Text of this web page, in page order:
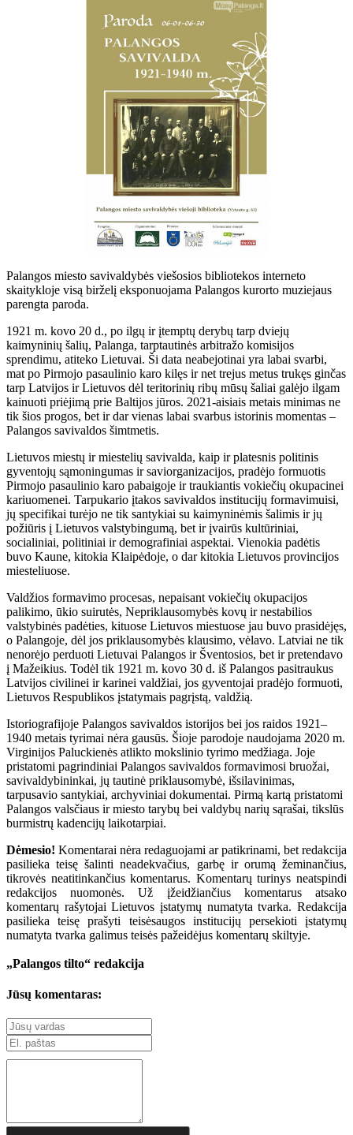
Palangos miesto savivaldybės viešosios bibliotekos interneto
skaitykloje visą birželį eksponuojama Palangos kurorto muziejaus
parengta paroda.
1921 m. kovo 20 d., po ilgų ir įtemptų derybų tarp dviejų
kaimyninių šalių, Palanga, tarptautinės arbitražo komisijos
sprendimu, atiteko Lietuvai. Ši data neabejotinai yra labai svarbi,
mat po Pirmojo pasaulinio karo kilęs ir net trejus metus trukęs ginčas
tarp Latvijos ir Lietuvos dėl teritorinių ribų mūsų šaliai galėjo ilgam
kainuoti priėjimą prie Baltijos jūros. 2021-aisiais metais minimas ne
tik šios progos, bet ir dar vienas labai svarbus istorinis momentas –
Palangos savivaldos šimtmetis.
Lietuvos miestų ir miestelių savivalda, kaip ir platesnis politinis
gyventojų sąmoningumas ir saviorganizacijos, pradėjo formuotis
Pirmojo pasaulinio karo pabaigoje ir traukiantis vokiečių okupacinei
kariuomenei. Tarpukario įtakos savivaldos institucijų formavimuisi,
jų specifikai turėjo ne tik santykiai su kaimyninėmis šalimis ir jų
požiūris į Lietuvos valstybingumą, bet ir įvairūs kultūriniai,
socialiniai, politiniai ir demografiniai aspektai. Vienokia padėtis
buvo Kaune, kitokia Klaipėdoje, o dar kitokia Lietuvos provincijos
miesteliuose.
Valdžios formavimo procesas, nepaisant vokiečių okupacijos
palikimo, ūkio suirutės, Nepriklausomybės kovų ir nestabilios
valstybinės padėties, kituose Lietuvos miestuose jau buvo prasidėjęs,
o Palangoje, dėl jos priklausomybės klausimo, vėlavo. Latviai ne tik
nenorėjo perduoti Lietuvai Palangos ir Šventosios, bet ir pretendavo
į Mažeikius. Todėl tik 1921 m. kovo 30 d. iš Palangos pasitraukus
Latvijos civilinei ir karinei valdžiai, jos gyventojai pradėjo formuoti,
Lietuvos Respublikos įstatymais pagrįstą, valdžią.
Istoriografijoje Palangos savivaldos istorijos bei jos raidos 1921–
1940 metais tyrimai nėra gausūs. Šioje parodoje naudojama 2020 m.
Virginijos Paluckienės atlikto mokslinio tyrimo medžiaga. Joje
pristatomi pagrindiniai Palangos savivaldos formavimosi bruožai,
savivaldybininkai, jų tautinė priklausomybė, išsilavinimas,
tarpusavio santykiai, archyviniai dokumentai. Pirmą kartą pristatomi
Palangos valsčiaus ir miesto tarybų bei valdybų narių sąrašai, tikslūs
burmistrų kadencijų laikotarpiai.
Dėmesio! Komentarai nėra redaguojami ar patikrinami, bet redakcija
pasilieka teisę šalinti neadekvačius, garbę ir orumą žeminančius,
tikrovės neatitinkančius komentarus. Komentarų turinys neatspindi
redakcijos nuomonės. Už įžeidžiančius komentarus atsako
komentarų rašytojai Lietuvos įstatymų numatyta tvarka. Redakcija
pasilieka teisę prašyti teisėsaugos institucijų persekioti įstatymų
numatyta tvarka galimus teisės pažeidėjus komentarų skiltyje.
„Palangos tilto“ redakcija
Jūsų komentaras: